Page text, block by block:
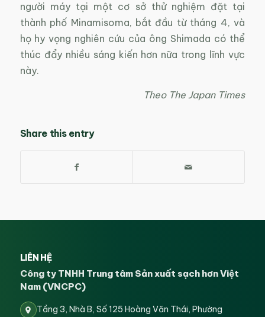
người máy tại một cơ sở thử nghiệm đặt tại
thành phố Minamisoma, bắt đầu từ tháng 4, và
họ hy vọng nghiên cứu của ông Shimada có thể
thúc đẩy nhiều sáng kiến hơn nữa trong lĩnh vực
này.
Theo The Japan Times
Share this entry
LIÊN HỆ
Công ty TNHH Trung tâm Sản xuất sạch hơn Việt
Nam (VNCPC)
Tầng 3, Nhà B, Số 125 Hoàng Văn Thái, Phường